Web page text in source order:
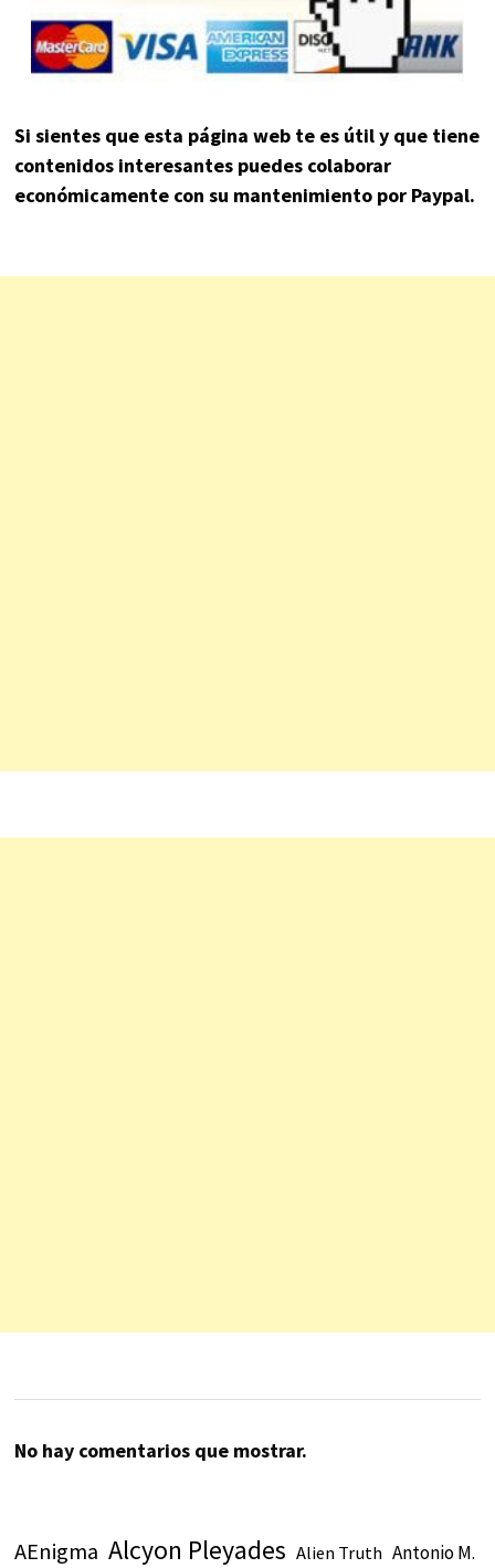
Si sientes que esta página web te es útil y que tiene
contenidos interesantes puedes colaborar
económicamente con su mantenimiento por Paypal.
No hay comentarios que mostrar.
AEnigma Alcyon Pleyades Alien Truth Antonio M.